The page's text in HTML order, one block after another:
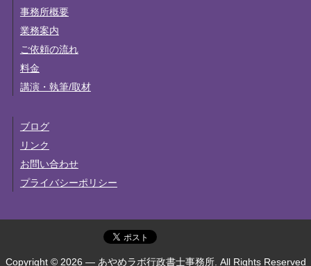
事務所概要
業務案内
ご依頼の流れ
料金
講演・執筆/取材
ブログ
リンク
お問い合わせ
プライバシーポリシー
Copyright © 2026 — あやめラボ行政書士事務所. All Rights Reserved